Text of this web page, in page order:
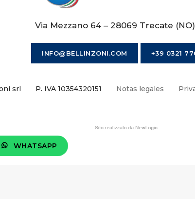
Via Mezzano 64 – 28069 Trecate
INFO@BELLINZONI.COM +39 0321
srl P. IVA 10354320151 Notas legales
WHATSAPP